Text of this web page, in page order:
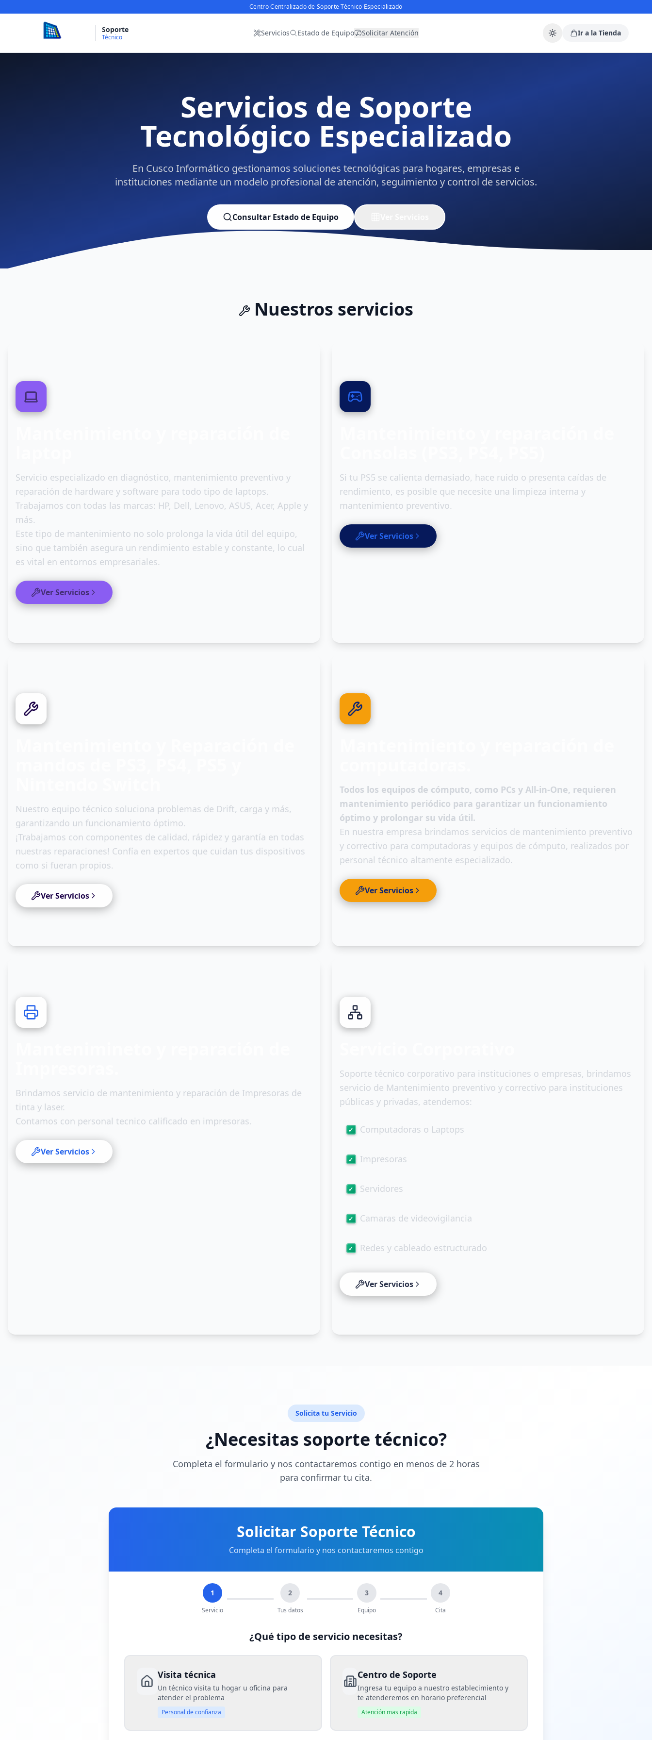
Centro Centralizado de Soporte Técnico Especializado
Soporte
Técnico Servicios Estado de Equipo Solicitar Atención Ir a la Tienda
Servicios de Soporte
Tecnológico Especializado
En Cusco Informático gestionamos soluciones tecnológicas para hogares, empresas e
instituciones mediante un modelo profesional de atención, seguimiento y control de servicios.
Consultar Estado de Equipo
Nuestros servicios
0
Servicio especializado en diagnóstico, mantenimiento preventivo y
reparación de hardware y software para todo tipo de laptops.
Trabajamos con todas las marcas: HP, Dell, Lenovo, ASUS, Acer, Apple y
más.
Este tipo de mantenimiento no solo prolonga la vida útil del equipo,
sino que también asegura un rendimiento estable y constante, lo cual
es vital en entornos empresariales.
Ver Servicios
0
Si tu PS5 se calienta demasiado, hace ruido o presenta caídas de
rendimiento, es posible que necesite una limpieza interna y
mantenimiento preventivo.
Ver Servicios
0
Nuestro equipo técnico soluciona problemas de Drift, carga y más,
garantizando un funcionamiento óptimo.
¡Trabajamos con componentes de calidad, rápidez y garantía en todas
nuestras reparaciones! Confía en expertos que cuidan tus dispositivos
como si fueran propios.
Ver Servicios
0
Todos los equipos de cómputo, como PCs y All-in-One, requieren
mantenimiento periódico para garantizar un funcionamiento
óptimo y prolongar su vida útil.
En nuestra empresa brindamos servicios de mantenimiento preventivo
y correctivo para computadoras y equipos de cómputo, realizados por
personal técnico altamente especializado.
Ver Servicios
0
Brindamos servicio de mantenimiento y reparación de Impresoras de
tinta y laser.
Contamos con personal tecnico calificado en impresoras.
Ver Servicios
0
Soporte técnico corporativo para instituciones o empresas, brindamos
servicio de Mantenimiento preventivo y correctivo para instituciones
públicas y privadas, atendemos:
Computadoras o Laptops
Impresoras
Servidores
Camaras de videovigilancia
Redes y cableado estructurado
Ver Servicios
Solicita tu Servicio
¿Necesitas soporte técnico?
Completa el formulario y nos contactaremos contigo en menos de 2 horas
para confirmar tu cita.
Solicitar Soporte Técnico
Completa el formulario y nos contactaremos contigo
1
Servicio
2
Tus datos
3
Equipo
4
Cita
¿Qué tipo de servicio necesitas?
Visita técnica
Un técnico visita tu hogar u oficina para
atender el problema
Personal de confianza
Centro de Soporte
Ingresa tu equipo a nuestro establecimiento y
te atenderemos en horario preferencial
Atención mas rapida